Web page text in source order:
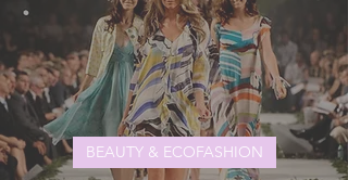
BEAUTY & ECOFASHION